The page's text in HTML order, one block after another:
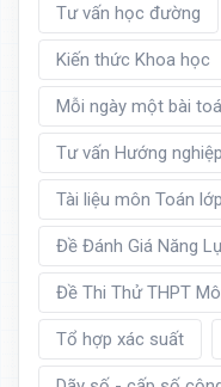
Tư vấn học đường
Kiến thức Khoa học
Mỗi ngày một bài
Tư vấn Hướng nghiệp
Tài liệu môn Toán
Đề Đánh Giá Năng
Đề Thi Thử THPT
Tổ hợp xác suất